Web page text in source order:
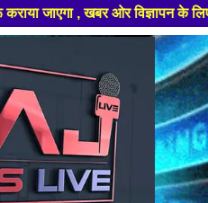
ओर विज्ञापन के लिए संपर्क